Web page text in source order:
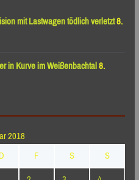
mit Lastwagen tödlich verletzt8.
in Kurve im Weißenbachtal8.
2018
D F S
S